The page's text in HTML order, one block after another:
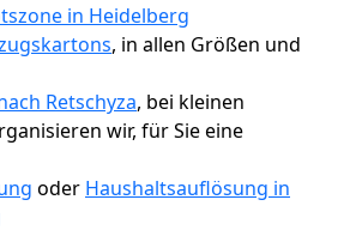
in Heidelberg
, in allen Größen und
Retschyza, bei kleinen
wir, für Sie eine
oder Haushaltsauflösung in